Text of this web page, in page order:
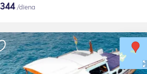
344/diena